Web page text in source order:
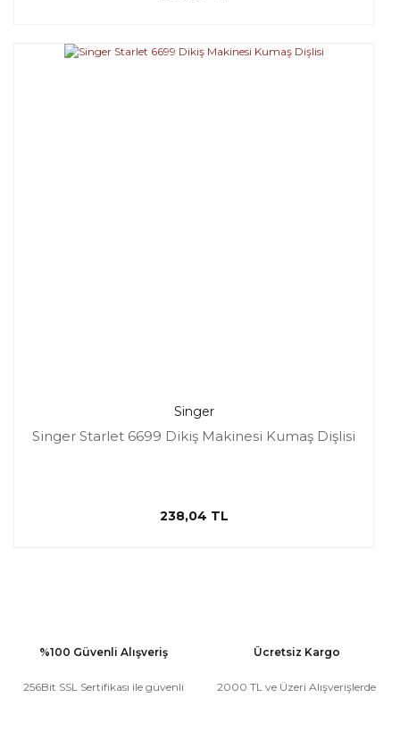
Singer
Singer Starlet 6699 Dikiş Makinesi Kumaş Dişlisi
238,04 TL
%100 Güvenli Alışveriş
256Bit SSL Sertifikası ile güvenli
Ücretsiz Kargo
2000 TL ve Üzeri Alışverişlerde